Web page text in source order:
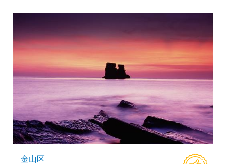
金山区